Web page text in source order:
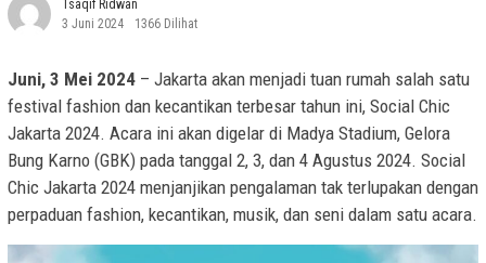
Tsaqif Ridwan
3 Juni 2024
1366 Dilihat
Juni, 3 Mei 2024 – Jakarta akan menjadi tuan rumah salah satu
festival fashion dan kecantikan terbesar tahun ini, Social Chic
Jakarta 2024. Acara ini akan digelar di Madya Stadium, Gelora
Bung Karno (GBK) pada tanggal 2, 3, dan 4 Agustus 2024. Social
Chic Jakarta 2024 menjanjikan pengalaman tak terlupakan dengan
perpaduan fashion, kecantikan, musik, dan seni dalam satu acara.